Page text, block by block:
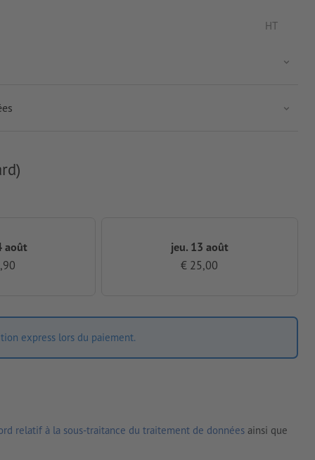
HT
août
jeu. 13 août
€ 25,00
express lors du paiement.
relatif à la sous-traitance du traitement de données ainsi que